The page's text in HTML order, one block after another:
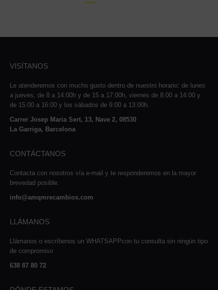
VISÍTANOS
Le atenderemos con mucho gusto dentro de nuestro horario: de lunes
a jueves, de 8 a 14:00h y de 15 a 17:00h, viernes de 8:00 a 14:00 y
de 15:00 a 16:00 y los sábados de 9:00 a 13:00h.
Carrer Josep Maria Sert, 13, Nave 2, 08530
La Garriga, Barcelona
CONTÁCTANOS
Contacta con nosotros vía e-mail y te responderemos en la mayor
brevedad posible.
info@amqmrecambios.com
LLÁMANOS
Llámanos o escríbenos un WHATSAPPcon tu consulta sin ningún tipo
de compromiso
638 87 80 72